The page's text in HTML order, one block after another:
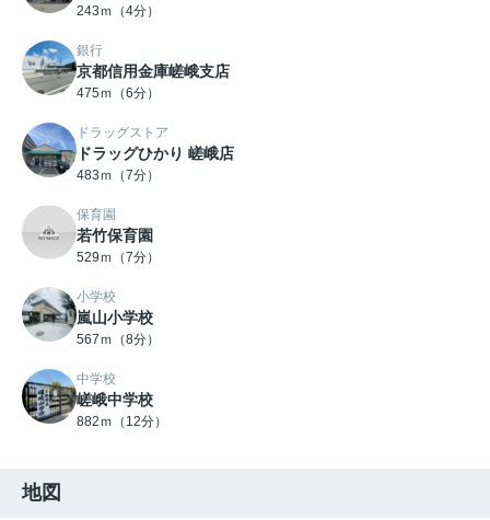
243ｍ（4分）
銀行
京都信用金庫嵯峨支店
475ｍ（6分）
ドラッグストア
ドラッグひかり 嵯峨店
483ｍ（7分）
保育園
若竹保育園
529ｍ（7分）
小学校
嵐山小学校
567ｍ（8分）
中学校
嵯峨中学校
882ｍ（12分）
地図